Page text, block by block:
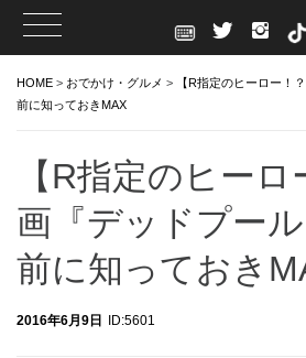
HOME > おでかけ・グルメ >
【R指定のヒーロー！
前に知っておきMAX
【R指定のヒー
画『デッドプー
前に知っておき
2016年6月9日 ID:5601